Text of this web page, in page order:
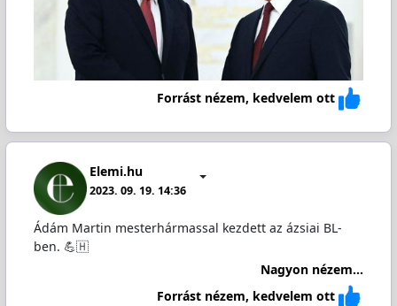
Forrást nézem, kedvelem ott
Elemi.hu
2023. 09. 19. 14:36
Ádám Martin mesterhármassal kezdett az ázsiai BL-
ben. 💪🇭
Nagyon nézem...
Forrást nézem, kedvelem ott